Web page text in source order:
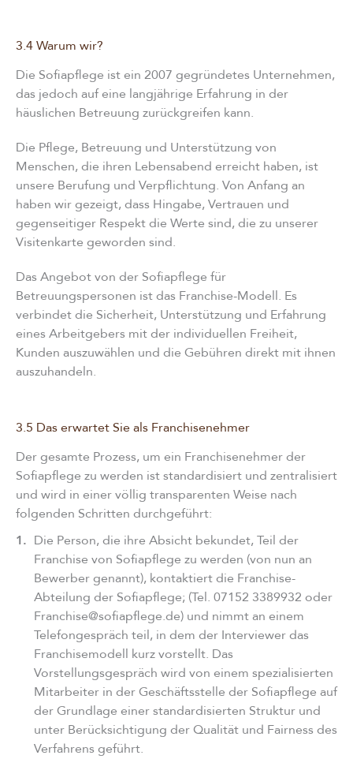
3.4 Warum wir?
Die Sofiapflege ist ein 2007 gegründetes Unternehmen,
das jedoch auf eine langjährige Erfahrung in der
häuslichen Betreuung zurückgreifen kann.
Die Pflege, Betreuung und Unterstützung von
Menschen, die ihren Lebensabend erreicht haben, ist
unsere Berufung und Verpflichtung. Von Anfang an
haben wir gezeigt, dass Hingabe, Vertrauen und
gegenseitiger Respekt die Werte sind, die zu unserer
Visitenkarte geworden sind.
Das Angebot von der Sofiapflege für
Betreuungspersonen ist das Franchise-Modell. Es
verbindet die Sicherheit, Unterstützung und Erfahrung
eines Arbeitgebers mit der individuellen Freiheit,
Kunden auszuwählen und die Gebühren direkt mit ihnen
auszuhandeln.
3.5 Das erwartet Sie als Franchisenehmer
Der gesamte Prozess, um ein Franchisenehmer der
Sofiapflege zu werden ist standardisiert und zentralisiert
und wird in einer völlig transparenten Weise nach
folgenden Schritten durchgeführt:
1. Die Person, die ihre Absicht bekundet, Teil der
Franchise von Sofiapflege zu werden (von nun an
Bewerber genannt), kontaktiert die Franchise-
Abteilung der Sofiapflege; (Tel. 07152 3389932 oder
Franchise@sofiapflege.de) und nimmt an einem
Telefongespräch teil, in dem der Interviewer das
Franchisemodell kurz vorstellt. Das
Vorstellungsgespräch wird von einem spezialisierten
Mitarbeiter in der Geschäftsstelle der Sofiapflege auf
der Grundlage einer standardisierten Struktur und
unter Berücksichtigung der Qualität und Fairness des
Verfahrens geführt.